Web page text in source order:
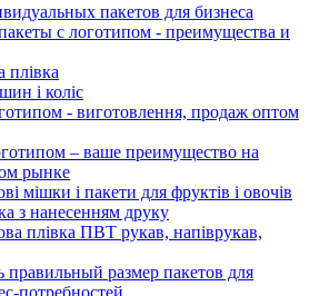
пакетов для бизнеса
с логотипом - преимущества и
плівка
і коліс
- виготовлення, продаж оптом
– ваше преимущество на
рынке
мішки і пакети для фруктів і овочів
з нанесенням друку
плівка ПВТ рукав, напіврукав,
правильный размер пакетов для
потребностей